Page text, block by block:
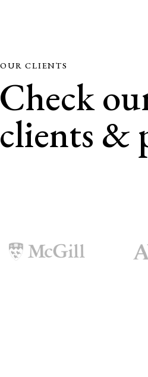
OUR CLIENTS
Check
clients &